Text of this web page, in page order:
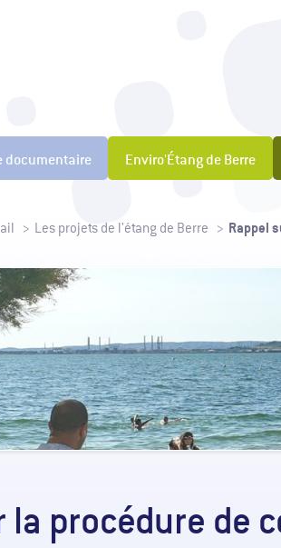
documentaire Enviro'Étang de Berre
Les projets de l'étang de Berre Rappel
la procédure de